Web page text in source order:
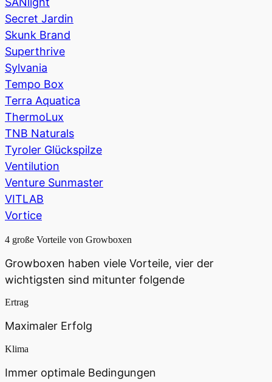
Secret Jardin
Skunk Brand
Superthrive
Sylvania
Tempo Box
Terra Aquatica
ThermoLux
TNB Naturals
Tyroler Glückspilze
Ventilution
Venture Sunmaster
VITLAB
Vortice
4 große Vorteile von Growboxen
Growboxen haben viele Vorteile, vier der
wichtigsten sind mitunter folgende
Ertrag
Maximaler Erfolg
Klima
Immer optimale Bedingungen